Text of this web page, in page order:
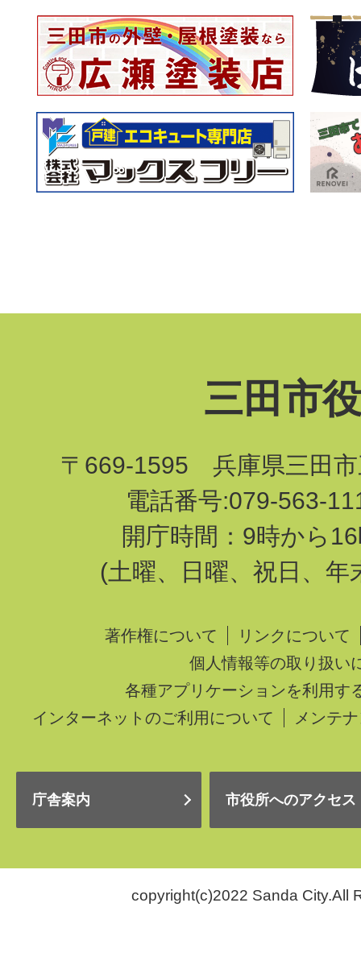
三田市
〒669-1595 兵庫県三田市
電話番号:079-563-
開庁時間：9時から
(土曜、日曜、祝日、年
著作権について
リンクについて
個人情報等の取り扱い
各種アプリケーションを利用す
インターネットのご利用について
メンテ
庁舎案内 市役所へのアクセス
copyright(c)2022 Sanda City.All